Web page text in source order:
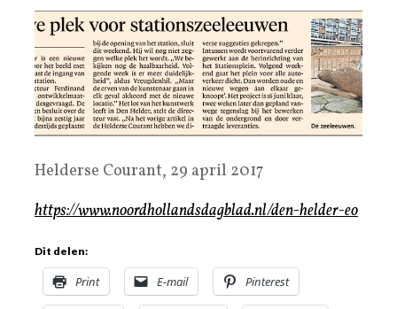
Helderse Courant, 29 april 2017
https://www.noordhollandsdagblad.nl/den-helder-eo
Dit delen:
Print E-mail Pinterest